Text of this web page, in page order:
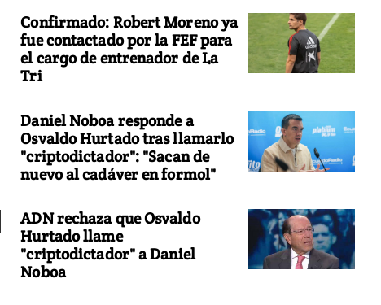
A pesar de que partió de Fort Lauderdale con unos veinte minutos
Confirmado: Robert Moreno ya
fue contactado por la FEF para
el cargo de entrenador de La
Tri
Daniel Noboa responde a
Osvaldo Hurtado tras llamarlo
"criptodictador": "Sacan de
nuevo al cadáver en formol"
ADN rechaza que Osvaldo
Hurtado llame
"criptodictador" a Daniel
Noboa